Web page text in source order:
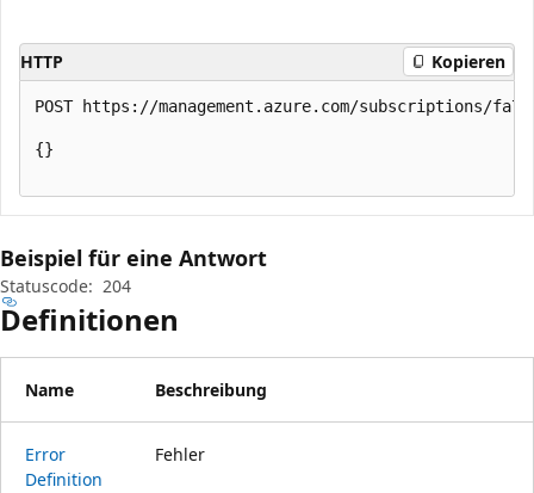
HTTP Kopieren
POST https://management.azure.com/subscriptions/
{}
Beispiel für eine Antwort
Statuscode: 204
Definitionen
Name Beschreibung
Error
Definition
Fehler